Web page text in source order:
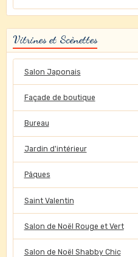
Vitrines et Scènettes
Salon Japonais
Façade de boutique
Bureau
Jardin d'intérieur
Pâques
Saint Valentin
Salon de Noël Rouge et Vert
Salon de Noël Shabby Chic